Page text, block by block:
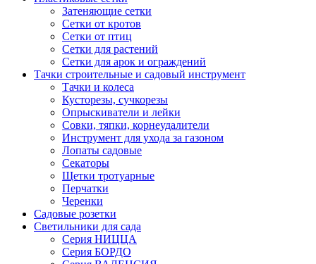
Затеняющие сетки
Сетки от кротов
Сетки от птиц
Сетки для растений
Сетки для арок и ограждений
Тачки строительные и садовый инструмент
Тачки и колеса
Кусторезы, сучкорезы
Опрыскиватели и лейки
Совки, тяпки, корнеудалители
Инструмент для ухода за газоном
Лопаты садовые
Секаторы
Щетки тротуарные
Перчатки
Черенки
Садовые розетки
Светильники для сада
Серия НИЦЦА
Серия БОРДО